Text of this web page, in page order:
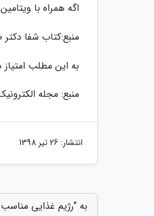
اگه همراه با ویتامین A و B مقدار کافی تجویز بشه مفید خواهد بود.
منبع:کتاب شفا
به این مطلب
منبع: مجله
انتشار: 26 تیر 1398
به "رژیم غذایی